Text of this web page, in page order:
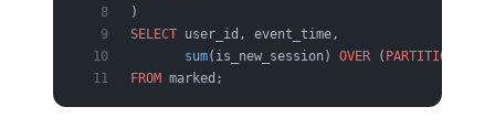
)
SELECT user_id, event_time,
       sum
(is_new_session) OVER ( PARTITION
FROM marked;